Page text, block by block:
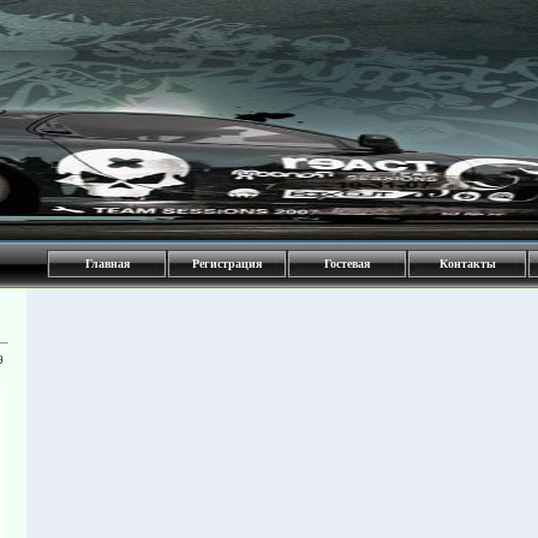
Главная Регистрация Гостевая Контакты